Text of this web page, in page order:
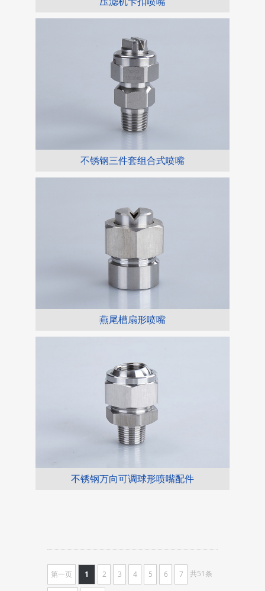
不锈钢三件套组合式喷嘴
燕尾槽扇形喷嘴
不锈钢万向可调球形喷嘴配件
第一页 1 2 3 4 5 6 7 共51条